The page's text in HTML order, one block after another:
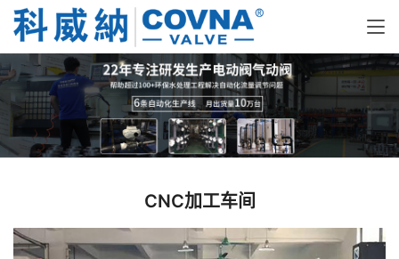
CNC加工车间